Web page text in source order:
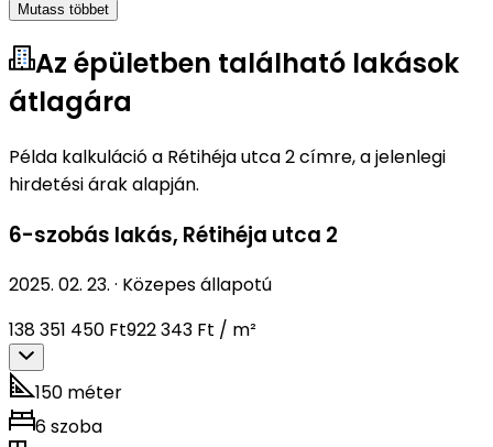
Mutass többet
Az épületben található lakások
átlagára
Példa kalkuláció a Rétihéja utca 2 címre, a jelenlegi
hirdetési árak alapján.
6-szobás lakás, Rétihéja utca 2
2025. 02. 23. · Közepes állapotú
138 351 450 Ft922 343 Ft / m²
150 méter
6 szoba